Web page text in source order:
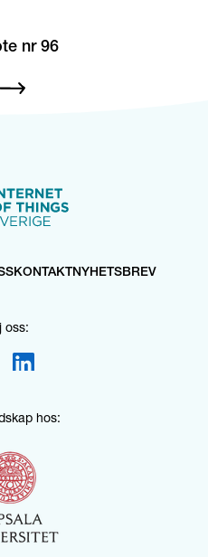
nr 96
KONTAKTNYHETSBREV
oss:
hos: